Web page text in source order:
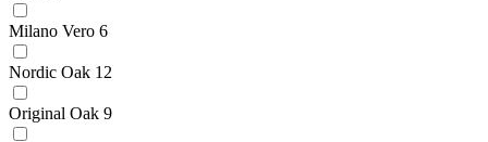
Milano Vero 6
Nordic Oak 12
Original Oak 9